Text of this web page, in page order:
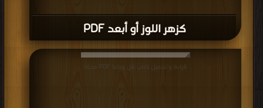
كزهر اللوز أو أبعد PDF
قراءة و تحميل كتاب قل وداعا PDF مجانا